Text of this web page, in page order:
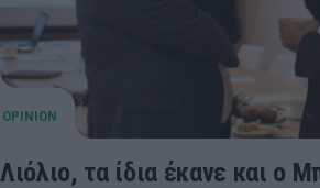
Λιόλιο, τα ίδια έκανε και ο